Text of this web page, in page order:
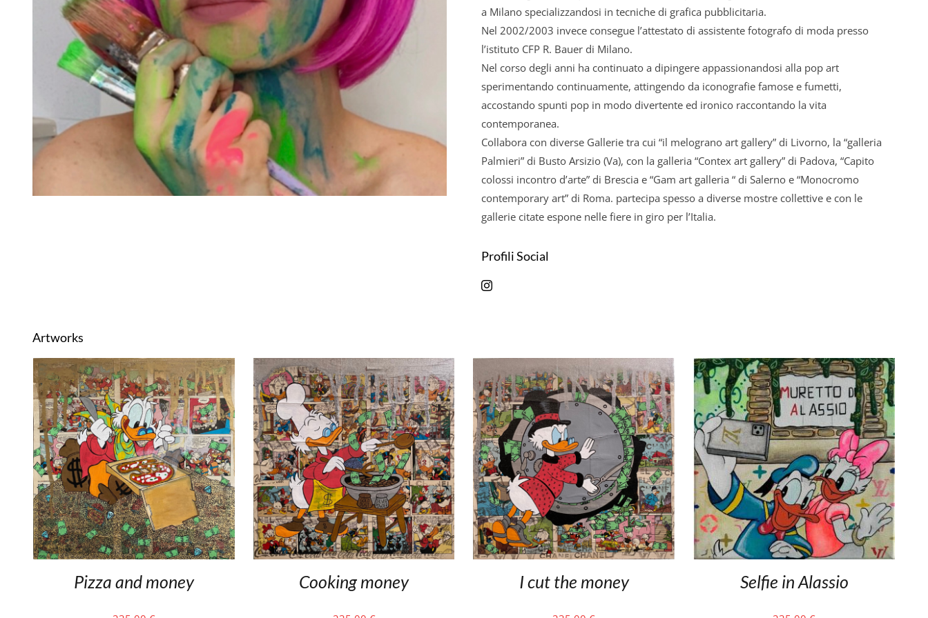
a Milano specializzandosi in tecniche di grafica pubblicitaria.
Nel 2002/2003 invece consegue l’attestato di assistente fotografo di moda presso
l’istituto CFP R. Bauer di Milano.
Nel corso degli anni ha continuato a dipingere appassionandosi alla pop art
sperimentando continuamente, attingendo da iconografie famose e fumetti,
accostando spunti pop in modo divertente ed ironico raccontando la vita
contemporanea.
Collabora con diverse Gallerie tra cui “il melograno art gallery” di Livorno, la “galleria
Palmieri” di Busto Arsizio (Va), con la galleria “Contex art gallery” di Padova, “Capito
colossi incontro d’arte” di Brescia e “Gam art galleria “ di Salerno e “Monocromo
contemporary art” di Roma. partecipa spesso a diverse mostre collettive e con le
gallerie citate espone nelle fiere in giro per l’Italia.
Profili Social
Artworks
Pizza and money Cooking money I cut the money Selfie in Alassio